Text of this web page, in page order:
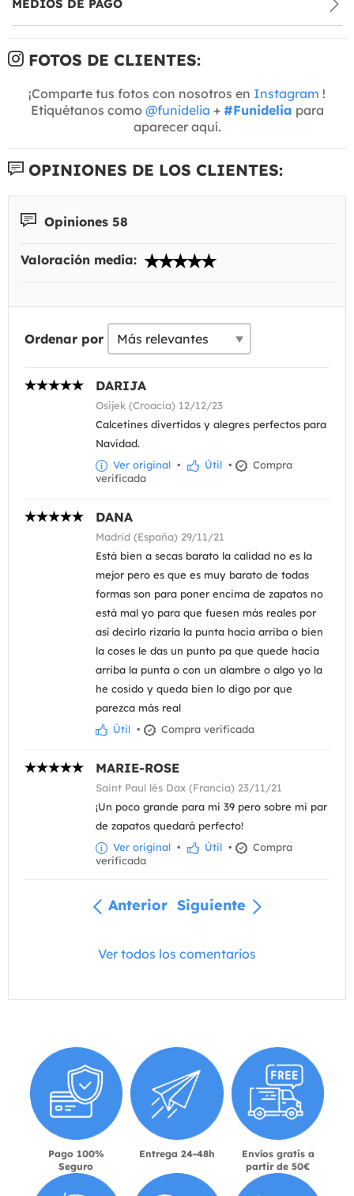
MEDIOS DE PAGO
FOTOS DE CLIENTES:
¡Comparte tus fotos con nosotros en Instagram !
Etiquétanos como @funidelia + #Funidelia para
aparecer aquí.
OPINIONES DE LOS CLIENTES:
Opiniones 58
Valoración media:
Ordenar por
DARIJA
Osijek (Croacia) 12/12/23
Calcetines divertidos y alegres perfectos para
Navidad.
Ver original • Útil •
Compra
verificada
DANA
Madrid (España) 29/11/21
Está bien a secas barato la calidad no es la
mejor pero es que es muy barato de todas
formas son para poner encima de zapatos no
está mal yo para que fuesen más reales por
así decirlo rizaría la punta hacia arriba o bien
la coses le das un punto pa que quede hacia
arriba la punta o con un alambre o algo yo la
he cosido y queda bien lo digo por que
parezca más real
Útil • Compra verificada
MARIE-ROSE
Saint Paul lés Dax (Francia) 23/11/21
¡Un poco grande para mi 39 pero sobre mi par
de zapatos quedará perfecto!
Ver original • Útil •
Compra
verificada
Anterior Siguiente
Ver todos los comentarios
Pago 100%
Seguro
Entrega 24-48h
Envíos gratis a
partir de 50€